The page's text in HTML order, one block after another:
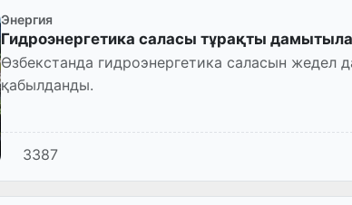
Энергия
Гидроэнергетика саласы тұрақты
Өзбекстанда гидроэнергетика саласын жедел
қабылданды.
3387